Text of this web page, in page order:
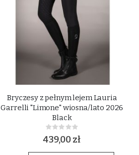
Bryczesy z pełnym lejem Lauria
Garrelli "Limone" wiosna/lato 2026
Black
Rating:
0%
439,00 zł